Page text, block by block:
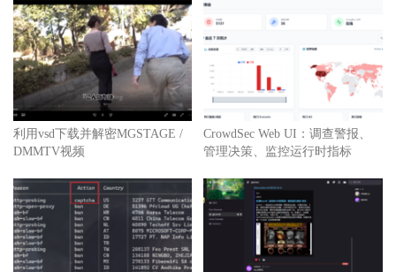
利用vsd下载并解密MGSTAGE /
DMMTV视频
CrowdSec Web UI：调查警报、
管理决策、监控运行时指标